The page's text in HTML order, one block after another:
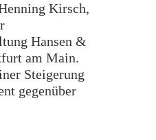
Kirsch,
Hansen &
am Main.
Steigerung
gegenüber